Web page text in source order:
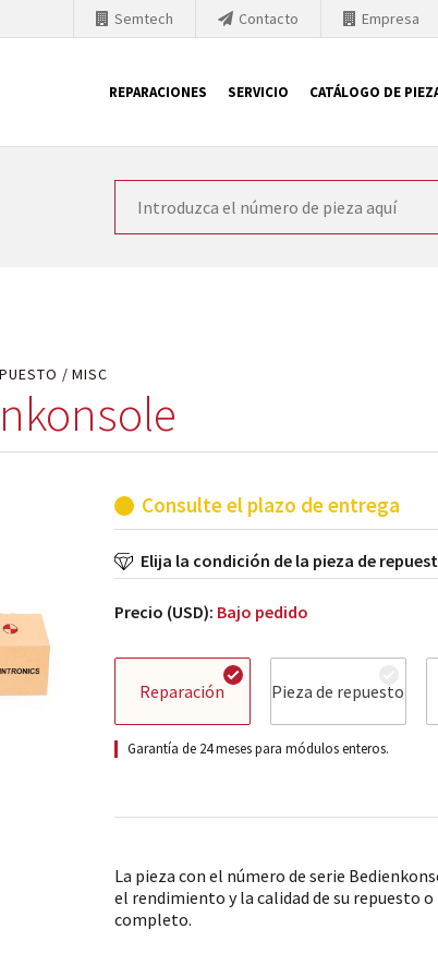
Empresa
Contacto
Semtech
REPARACIONES SERVICIO CATÁLOGO DE
con SIEMENS
por módulos del propio almacén.
MISC
Consulte el plazo de entrega
Elija la condición de la pieza de
Precio (USD): Bajo pedido
Reparación Pieza de repuesto
Garantía de 24 meses para módulos enteros.
La pieza con el número de serie
el rendimiento y la calidad de su repuesto
completo.